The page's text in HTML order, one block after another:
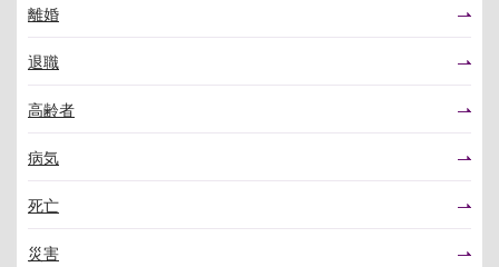
離婚
退職
高齢者
病気
死亡
災害